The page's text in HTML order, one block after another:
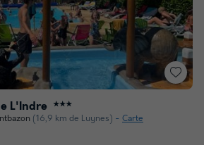
L'Indre ★★★
(16,9 km de Luynes) Carte